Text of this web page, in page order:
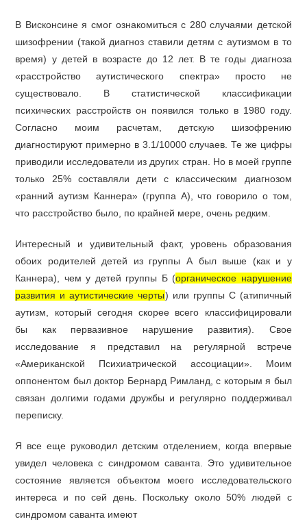
В Висконсине я смог ознакомиться с 280 случаями детской
шизофрении (такой диагноз ставили детям с аутизмом в то
время) у детей в возрасте до 12 лет. В те годы диагноза
«расстройство аутистического спектра» просто не
существовало. В статистической классификации
психических расстройств он появился только в 1980 году.
Согласно моим расчетам, детскую шизофрению
диагностируют примерно в 3.1/10000 случаев. Те же цифры
приводили исследователи из других стран. Но в моей группе
только 25% составляли дети с классическим диагнозом
«ранний аутизм Каннера» (группа А), что говорило о том,
что расстройство было, по крайней мере, очень редким.
Интересный и удивительный факт, уровень образования
обоих родителей детей из группы А был выше (как и у
Каннера), чем у детей группы Б (органическое нарушение
развития и аутистические черты) или группы С (атипичный
аутизм, который сегодня скорее всего классифицировали
бы как первазивное нарушение развития). Свое
исследование я представил на регулярной встрече
«Американской Психиатрической ассоциации». Моим
оппонентом был доктор Бернард Римланд, с которым я был
связан долгими годами дружбы и регулярно поддерживал
переписку.
Я все еще руководил детским отделением, когда впервые
увидел человека с синдромом саванта. Это удивительное
состояние является объектом моего исследовательского
интереса и по сей день. Поскольку около 50% людей с
синдромом саванта имеют